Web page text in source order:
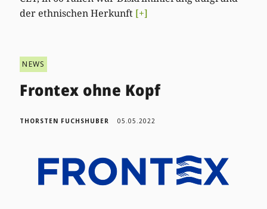
der ethnischen Herkunft [+]
NEWS
Frontex ohne Kopf
THORSTEN FUCHSHUBER 05.05.2022